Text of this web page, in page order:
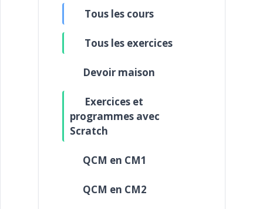
Tous les cours
Tous les exercices
Devoir maison
Exercices et
programmes avec
Scratch
QCM en CM1
QCM en CM2